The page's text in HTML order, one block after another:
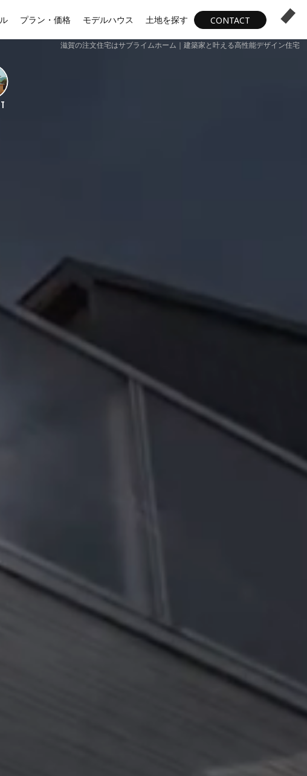
滋賀の注文住宅はサブライムホーム｜建築家と叶える高性能デザイン住宅
プラン・価格 モデルハウス 土地を探す CONTACT